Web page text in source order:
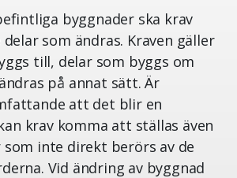
byggnader ska krav
som ändras. Kraven gäller
till, delar som byggs om
på annat sätt. Är
att det blir en
krav komma att ställas även
som inte direkt berörs av de
Vid ändring av byggnad